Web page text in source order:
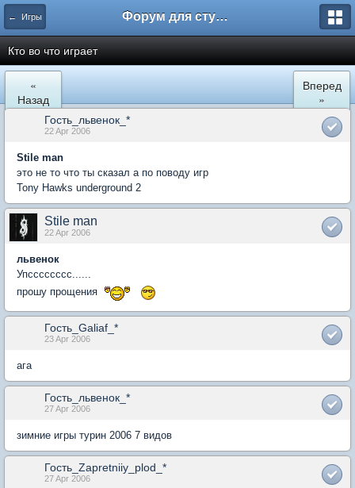
← Игры Форум для студента СГА
Кто во что играет
«
Назад
Вперед
»
Гость_львенок_*
22 Apr 2006
Stile man
это не то что ты сказал а по поводу игр
Tony Hawks underground 2
Stile man
22 Apr 2006
львенок
Упсссссссс......
прошу прощения
Гость_Galiaf_*
23 Apr 2006
ага
Гость_львенок_*
27 Apr 2006
зимние игры турин 2006 7 видов
Гость_Zapretniiy_plod_*
27 Apr 2006